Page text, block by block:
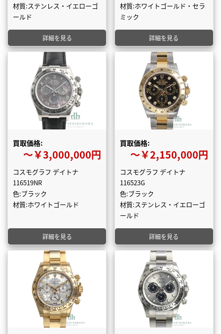
材質:ステンレス・イエローゴ
ールド
詳細を見る
材質:ホワイトゴールド・セラ
ミック
詳細を見る
買取価格:
〜￥3,000,000円
コスモグラフ デイトナ
116519NR
色:ブラック
材質:ホワイトゴールド
詳細を見る
買取価格:
〜￥2,150,000円
コスモグラフ デイトナ
116523G
色:ブラック
材質:ステンレス・イエローゴ
ールド
詳細を見る